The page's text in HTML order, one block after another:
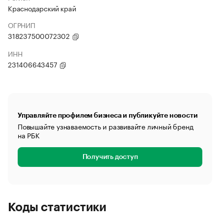
Краснодарский край
ОГРНИП
318237500072302
ИНН
231406643457
Управляйте профилем бизнеса и публикуйте новости
Повышайте узнаваемость и развивайте личный бренд
на РБК
Получить доступ
Коды статистики